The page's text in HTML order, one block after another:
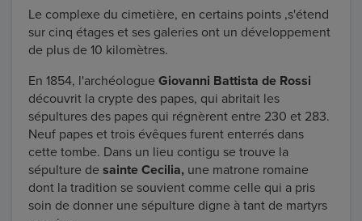
Le complexe du cimetière, en certains points ,s'étend
sur cinq étages et ses galeries ont un développement
de plus de 10 kilomètres.
En 1854, l'archéologue Giovanni Battista de Rossi
découvrit la crypte des papes, qui abritait les
sépultures des papes qui régnèrent entre 230 et 283.
Neuf papes et trois évêques furent enterrés dans
cette tombe. Dans un lieu contigu se trouve la
sépulture de sainte Cecilia, une matrone romaine
dont la tradition se souvient comme celle qui a pris
soin de donner une sépulture digne à tant de martyrs